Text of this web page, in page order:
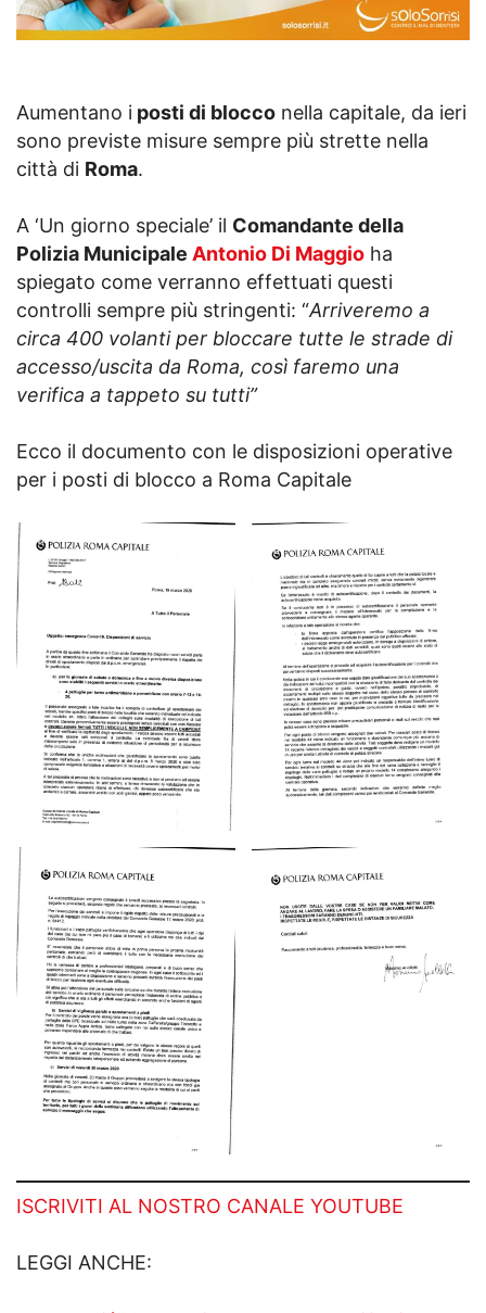
Aumentano i posti di blocco nella capitale, da ieri
sono previste misure sempre più strette nella
città di Roma.
A ‘Un giorno speciale’ il Comandante della
Polizia Municipale Antonio Di Maggio ha
spiegato come verranno effettuati questi
controlli sempre più stringenti: “Arriveremo a
circa 400 volanti per bloccare tutte le strade di
accesso/uscita da Roma, così faremo una
verifica a tappeto su tutti”
Ecco il documento con le disposizioni operative
per i posti di blocco a Roma Capitale
ISCRIVITI AL NOSTRO CANALE YOUTUBE
LEGGI ANCHE: